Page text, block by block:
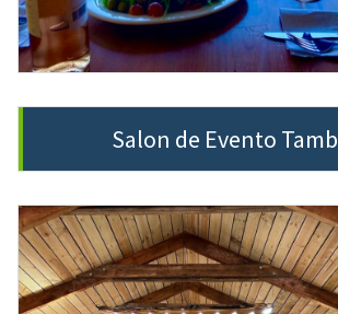
Salon de Evento